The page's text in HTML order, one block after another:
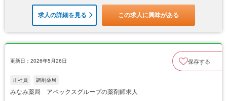
求人の詳細を見る この求人に興味がある
更新日：2026年5月26日 保存する
正社員 調剤薬局
みなみ薬局 アペックスグループの薬剤師求人